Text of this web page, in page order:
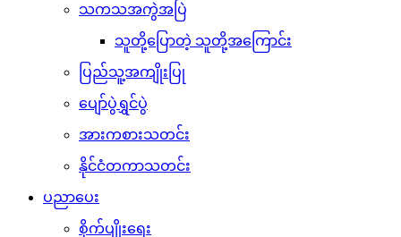
သကသအကွဲအပြဲ
သူတို့ပြောတဲ့ သူတို့အကြောင်း
ပြည်သူ့အကျိုးပြု
ပျော်ပွဲရွှင်ပွဲ
အားကစားသတင်း
နိုင်ငံတကာသတင်း
ပညာပေး
စိုက်ပျိုးရေး